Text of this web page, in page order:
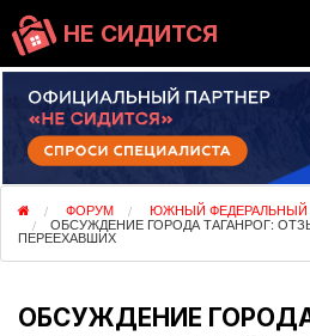
НЕ СИДИТСЯ
ФОРУМ ЮЖНЫЙ ФЕДЕРАЛЬНЫЙ
ОБСУЖДЕНИЕ ГОРОДА ТАГАНРОГ:
ПЕРЕЕХАВШИХ
ОБСУЖДЕНИЕ